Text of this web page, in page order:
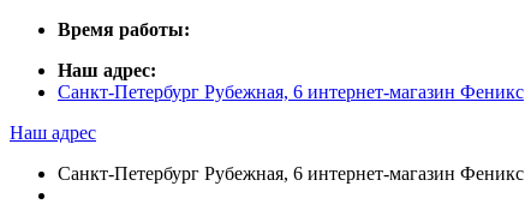
Время работы:
Наш адрес:
Санкт-Петербург Рубежная, 6 интернет-магазин Феникс
Наш адрес
Санкт-Петербург Рубежная, 6 интернет-магазин Феникс